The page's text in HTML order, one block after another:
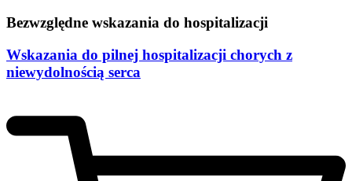
Bezwzględne wskazania do hospitalizacji
Wskazania do pilnej hospitalizacji chorych z
niewydolnością serca